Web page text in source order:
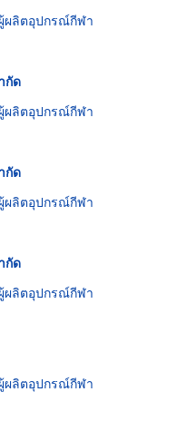
ผลิตอุปกรณ์กีฬา
กัด
ผลิตอุปกรณ์กีฬา
กัด
ผลิตอุปกรณ์กีฬา
กัด
ผลิตอุปกรณ์กีฬา
ผลิตอุปกรณ์กีฬา